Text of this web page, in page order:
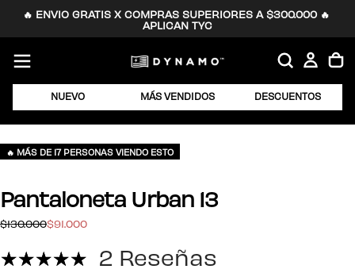
🔥 ENVIO GRATIS X COMPRAS SUPERIORES A $300.000 🔥
APLICAN TYC
SALTAR
NUEVO MÁS VENDIDOS DESCUENTOS
🔥 MÁS DE 17 PERSONAS VIENDO ESTO
Pantaloneta Urban 13
$91.000
Precio
$130.000Precio
oferta
$91.000
2 Reseñas